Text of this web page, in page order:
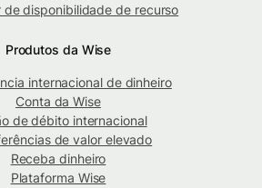
de disponibilidade de recurso
Produtos da Wise
internacional de dinheiro
Conta da Wise
de débito internacional
de valor elevado
Receba dinheiro
Plataforma Wise